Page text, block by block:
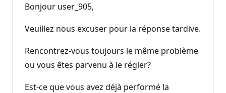
Bonjour user_905,
Veuillez nous excuser pour la réponse tardive.
Rencontrez-vous toujours le même problème
ou vous êtes parvenu à le régler?
Est-ce que vous avez déjà performé la